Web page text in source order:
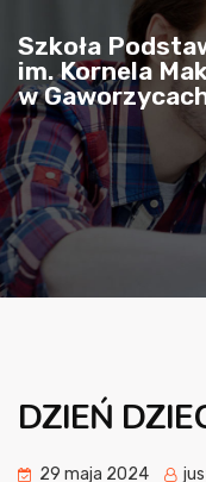
Szkoła
im. Kornela
w
DZIEŃ
29 maja 2024